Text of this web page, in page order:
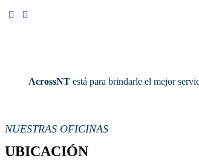
AcrossNT está para brindarle el mejor
NUESTRAS OFICINAS
UBICACIÓN